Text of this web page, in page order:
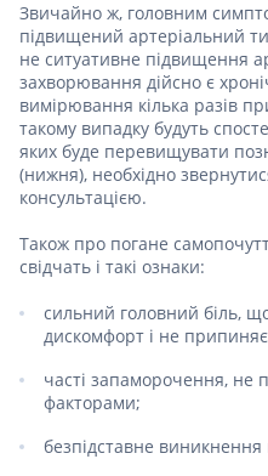
Звичайно ж, головним
підвищений артеріальний
не ситуативне підвищення
захворювання дійсно є
вимірювання кілька разів
такому випадку будуть
яких буде перевищувати
(нижня), необхідно
консультацією.
Також про погане
свідчать і такі ознаки:
сильний головний біль,
дискомфорт і не
часті запаморочення, не
факторами;
безпідставне